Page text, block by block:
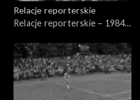
Relacje reporterskie
Relacje reporterskie – 1984